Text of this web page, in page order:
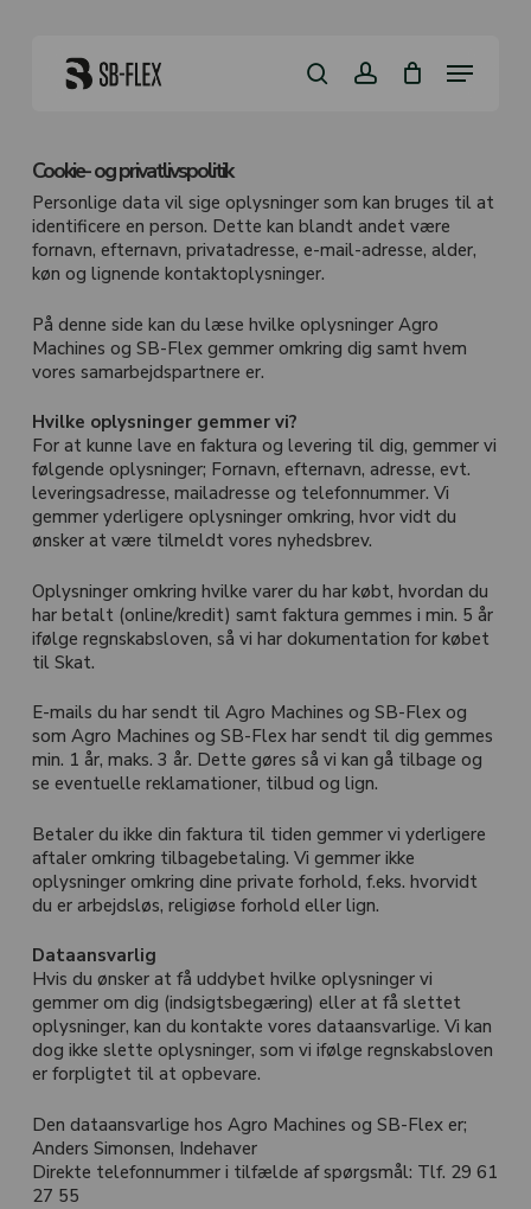
searchaccount
Menu
Kurv Cart
Cookie- og privatlivspolitik
Personlige data vil sige oplysninger som kan bruges til at
identificere en person. Dette kan blandt andet være
fornavn, efternavn, privatadresse, e-mail-adresse, alder,
køn og lignende kontaktoplysninger.
På denne side kan du læse hvilke oplysninger Agro
Machines og SB-Flex gemmer omkring dig samt hvem
vores samarbejdspartnere er.
Hvilke oplysninger gemmer vi?
For at kunne lave en faktura og levering til dig, gemmer vi
følgende oplysninger; Fornavn, efternavn, adresse, evt.
leveringsadresse, mailadresse og telefonnummer. Vi
gemmer yderligere oplysninger omkring, hvor vidt du
ønsker at være tilmeldt vores nyhedsbrev.
Oplysninger omkring hvilke varer du har købt, hvordan du
har betalt (online/kredit) samt faktura gemmes i min. 5 år
ifølge regnskabsloven, så vi har dokumentation for købet
til Skat.
E-mails du har sendt til Agro Machines og SB-Flex og
som Agro Machines og SB-Flex har sendt til dig gemmes
min. 1 år, maks. 3 år. Dette gøres så vi kan gå tilbage og
se eventuelle reklamationer, tilbud og lign.
Betaler du ikke din faktura til tiden gemmer vi yderligere
aftaler omkring tilbagebetaling. Vi gemmer ikke
oplysninger omkring dine private forhold, f.eks. hvorvidt
du er arbejdsløs, religiøse forhold eller lign.
Dataansvarlig
Hvis du ønsker at få uddybet hvilke oplysninger vi
gemmer om dig (indsigtsbegæring) eller at få slettet
oplysninger, kan du kontakte vores dataansvarlige. Vi kan
dog ikke slette oplysninger, som vi ifølge regnskabsloven
er forpligtet til at opbevare.
Den dataansvarlige hos Agro Machines og SB-Flex er;
Anders Simonsen, Indehaver
Direkte telefonnummer i tilfælde af spørgsmål: Tlf. 29 61
27 55